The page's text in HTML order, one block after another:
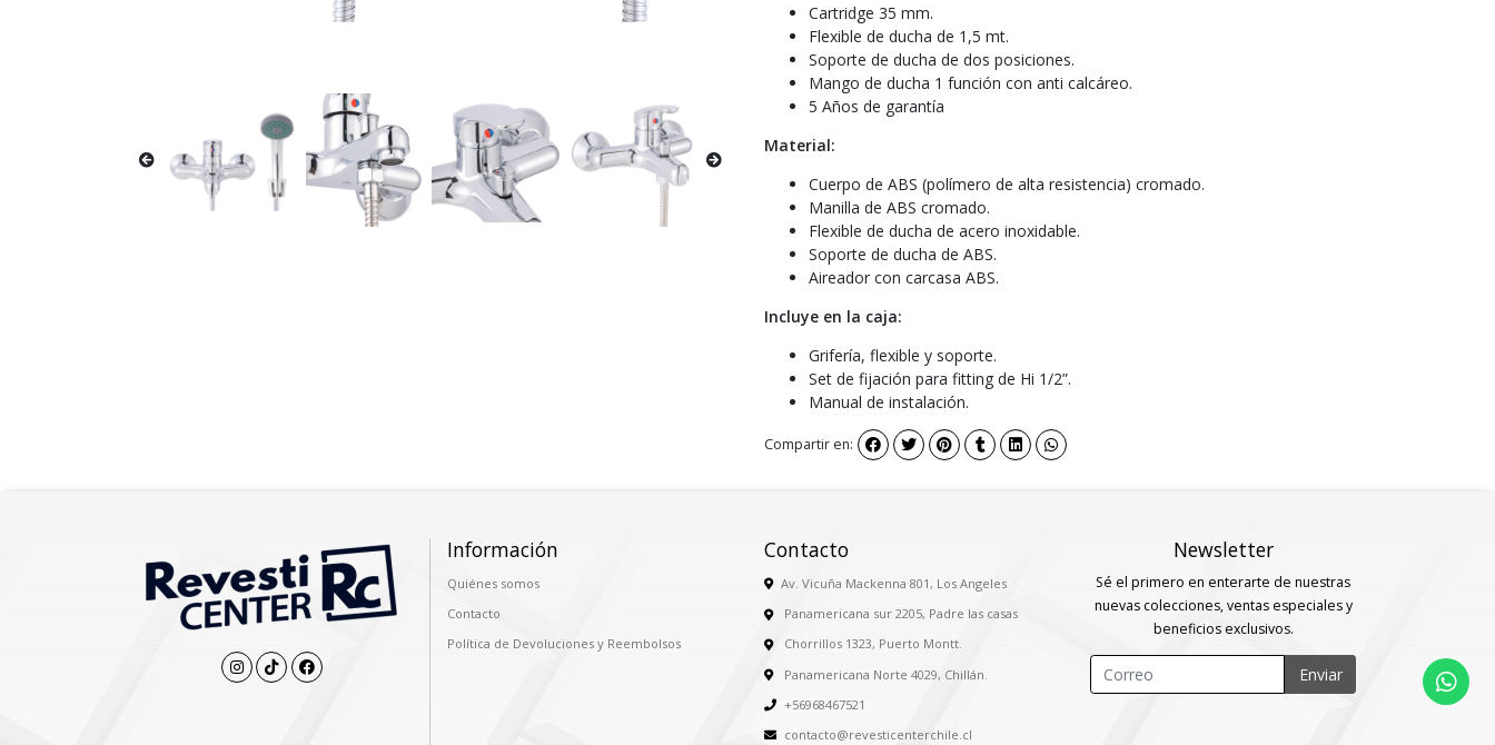
Cartridge 35 mm.
Flexible de ducha de 1,5 mt.
Soporte de ducha de dos posiciones.
Mango de ducha 1 función con anti calcáreo.
5 Años de garantía
Material:
Cuerpo de ABS (polímero de alta resistencia) cromado.
Manilla de ABS cromado.
Flexible de ducha de acero inoxidable.
Soporte de ducha de ABS.
Aireador con carcasa ABS.
Incluye en la caja:
Grifería, flexible y soporte.
Set de fijación para fitting de Hi 1/2”.
Manual de instalación.
Compartir en:
Información
Quiénes somos
Contacto
Política de Devoluciones y Reembolsos
Contacto
Av. Vicuña Mackenna 801, Los Angeles
Panamericana sur 2205, Padre las casas
Chorrillos 1323, Puerto Montt.
Panamericana Norte 4029, Chillán.
+56968467521
contacto@revesticenterchile.cl
Newsletter
Sé el primero en enterarte de nuestras
nuevas colecciones, ventas especiales y
beneficios exclusivos.
Enviar